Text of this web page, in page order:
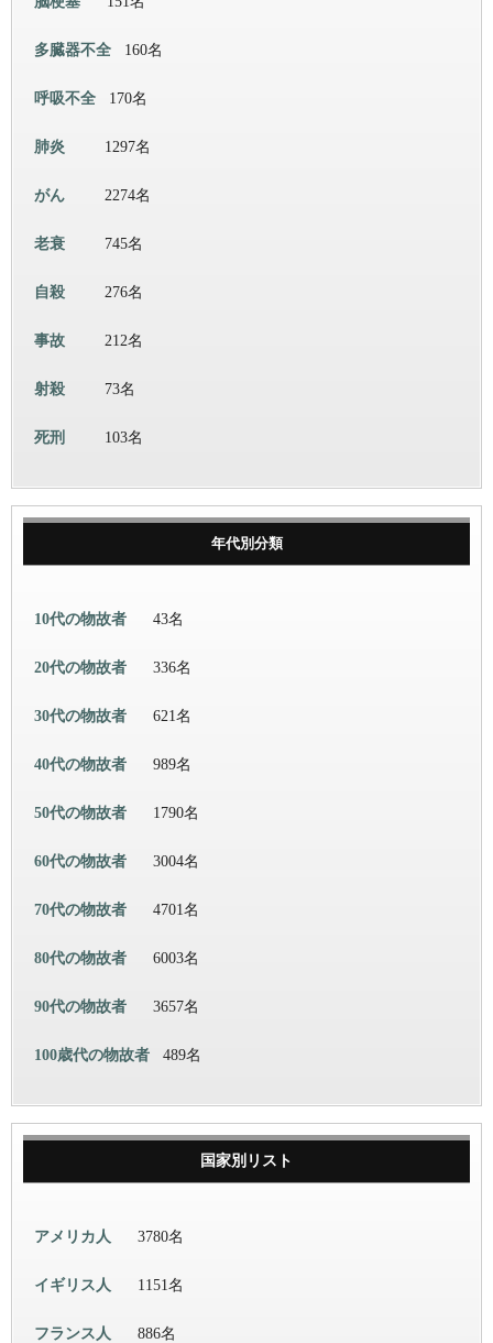
多臓器不全 160名
呼吸不全 170名
肺炎 1297名
がん 2274名
老衰 745名
自殺 276名
事故 212名
射殺 73名
死刑 103名
年代別分類
10代の物故者 43名
20代の物故者 336名
30代の物故者 621名
40代の物故者 989名
50代の物故者 1790名
60代の物故者 3004名
70代の物故者 4701名
80代の物故者 6003名
90代の物故者 3657名
100歳代の物故者 489名
国家別リスト
アメリカ人 3780名
イギリス人 1151名
フランス人 886名